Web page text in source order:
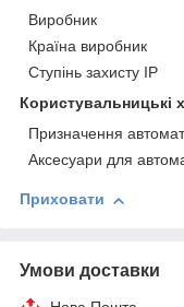
Виробник
Країна виробник
Ступінь захисту IP
Користувальницькі
Призначення
Аксесуари для
Приховати
Умови доставки